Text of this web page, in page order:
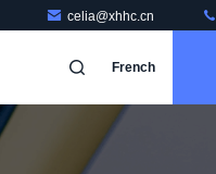
celia@xhhc.cn
French